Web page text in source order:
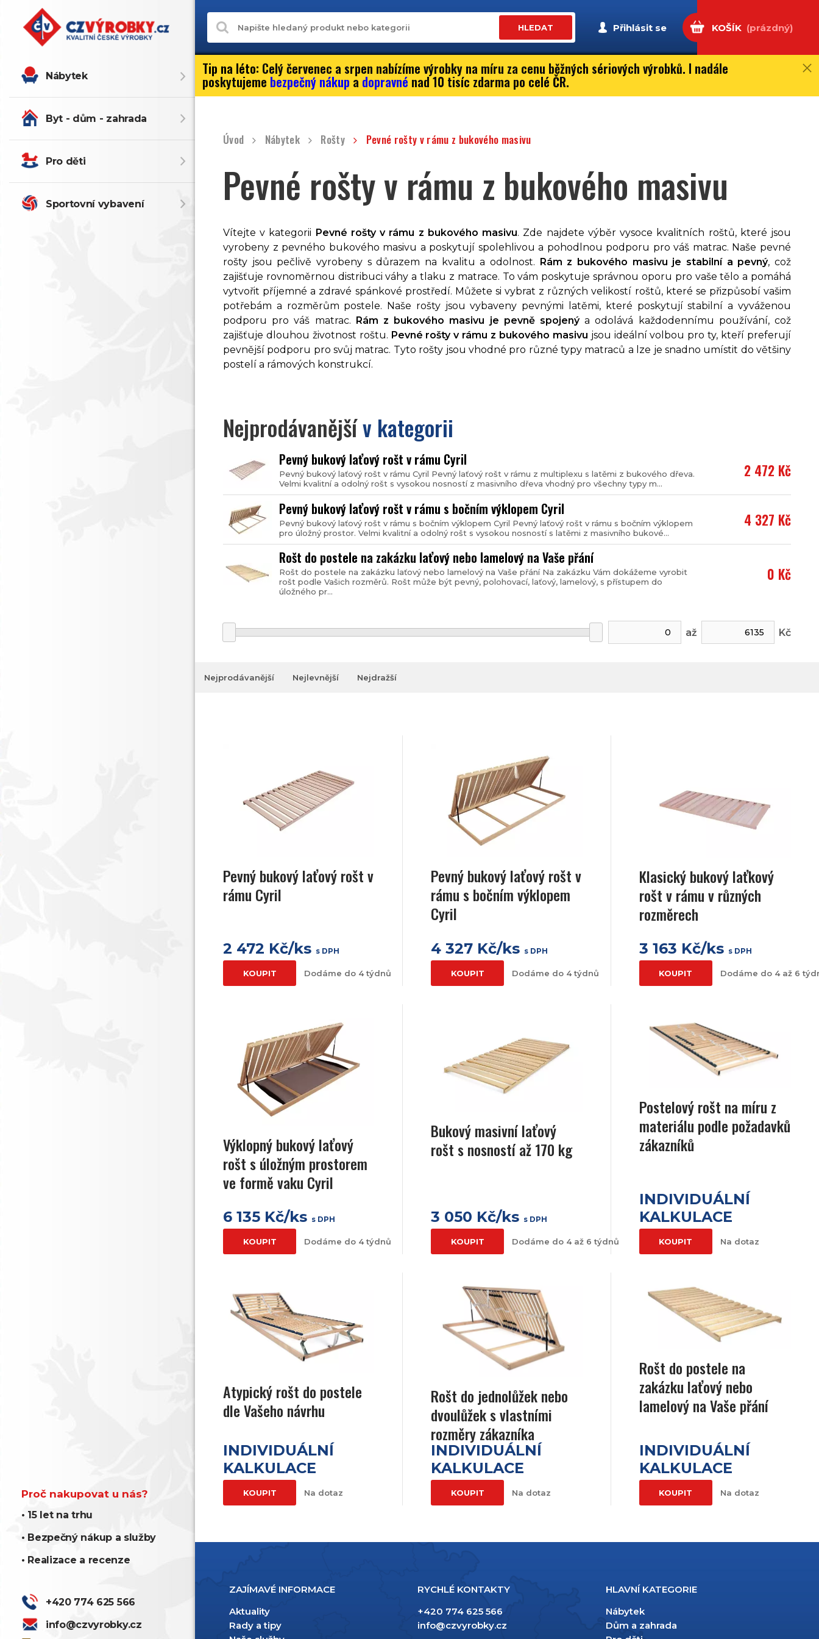
HLEDAT Přihlásit se KOŠÍK (prázdný)
Nábytek
Byt - dům - zahrada
Pro děti
Sportovní vybavení
Proč nakupovat u nás?
• 15 let na trhu
• Bezpečný nákup a služby
• Realizace a recenze
+420 774 625 566
info@czvyrobky.cz
Tip na léto: Celý červenec a srpen nabízíme výrobky na míru za cenu běžných sériových výrobků. I nadále
poskytujeme bezpečný nákup a dopravné nad 10 tisíc zdarma po celé ČR.
Úvod Nábytek Rošty Pevné rošty v rámu z bukového masivu
Pevné rošty v rámu z bukového masivu
Vítejte v kategorii Pevné rošty v rámu z bukového masivu. Zde najdete výběr vysoce kvalitních roštů, které jsou
vyrobeny z pevného bukového masivu a poskytují spolehlivou a pohodlnou podporu pro váš matrac. Naše pevné
rošty jsou pečlivě vyrobeny s důrazem na kvalitu a odolnost. Rám z bukového masivu je stabilní a pevný, což
zajišťuje rovnoměrnou distribuci váhy a tlaku z matrace. To vám poskytuje správnou oporu pro vaše tělo a pomáhá
vytvořit příjemné a zdravé spánkové prostředí. Můžete si vybrat z různých velikostí roštů, které se přizpůsobí vašim
potřebám a rozměrům postele. Naše rošty jsou vybaveny pevnými latěmi, které poskytují stabilní a vyváženou
podporu pro váš matrac. Rám z bukového masivu je pevně spojenýa odolává každodennímu používání, což
zajišťuje dlouhou životnost roštu. Pevné rošty v rámu z bukového masivu jsou ideální volbou pro ty, kteří preferují
pevnější podporu pro svůj matrac. Tyto rošty jsou vhodné pro různé typy matraců a lze je snadno umístit do většiny
postelí a rámových konstrukcí.
Nejprodávanějšív kategorii
Pevný bukový laťový rošt v rámu Cyril
Pevný bukový laťový rošt v rámu Cyril Pevný laťový rošt v rámu z multiplexu s latěmi z bukového dřeva.
Velmi kvalitní a odolný rošt s vysokou nosností z masivního dřeva vhodný pro všechny typy m...
2 472 Kč
Pevný bukový laťový rošt v rámu s bočním výklopem Cyril
Pevný bukový laťový rošt v rámu s bočním výklopem Cyril Pevný laťový rošt v rámu s bočním výklopem
pro úložný prostor. Velmi kvalitní a odolný rošt s vysokou nosností s latěmi z masivního bukové...
4 327 Kč
Rošt do postele na zakázku laťový nebo lamelový na Vaše přání
Rošt do postele na zakázku laťový nebo lamelový na Vaše přání Na zakázku Vám dokážeme vyrobit
rošt podle Vašich rozměrů. Rošt může být pevný, polohovací, laťový, lamelový, s přístupem do
úložného pr...
0 Kč
až Kč
Nejprodávanější Nejlevnější Nejdražší
Pevný bukový laťový rošt v
rámu Cyril
2 472 Kč/ks s DPH
KOUPIT Dodáme do 4 týdnů
Pevný bukový laťový rošt v
rámu s bočním výklopem
Cyril
4 327 Kč/ks s DPH
KOUPIT Dodáme do 4 týdnů
Klasický bukový laťkový
rošt v rámu v různých
rozměrech
3 163 Kč/ks s DPH
KOUPIT Dodáme do 4 až 6
Výklopný bukový laťový
rošt s úložným prostorem
ve formě vaku Cyril
6 135 Kč/ks s DPH
KOUPIT Dodáme do 4 týdnů
Bukový masivní laťový
rošt s nosností až 170 kg
3 050 Kč/ks s DPH
KOUPIT Dodáme do 4 až 6 týdnů
Postelový rošt na míru z
materiálu podle požadavků
zákazníků
INDIVIDUÁLNÍ
KALKULACE
KOUPIT Na dotaz
Atypický rošt do postele
dle Vašeho návrhu
INDIVIDUÁLNÍ
KALKULACE
KOUPIT Na dotaz
Rošt do jednolůžek nebo
dvoulůžek s vlastními
rozměry zákazníka
INDIVIDUÁLNÍ
KALKULACE
KOUPIT Na dotaz
Rošt do postele na
zakázku laťový nebo
lamelový na Vaše přání
INDIVIDUÁLNÍ
KALKULACE
KOUPIT Na dotaz
Ochrana osobních údajů
ZAJÍMAVÉ INFORMACE
Aktuality
Rady a tipy
RYCHLÉ KONTAKTY
+420 774 625 566
info@czvyrobky.cz
HLAVNÍ KATEGORIE
Nábytek
Dům a zahrada